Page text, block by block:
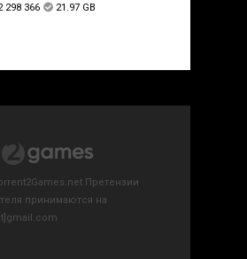
298 366 21.97 GB
Претензии
принимаются на